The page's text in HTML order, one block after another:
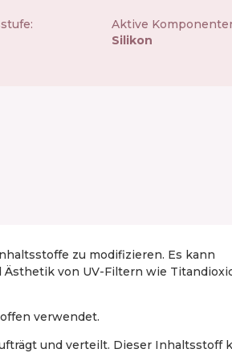
Aktive
Silikon
zu modifizieren. Es kann
von UV-Filtern wie
verwendet.
und verteilt. Dieser Inhaltsstoff